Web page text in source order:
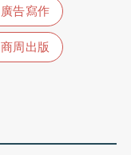
廣告寫作
商周出版